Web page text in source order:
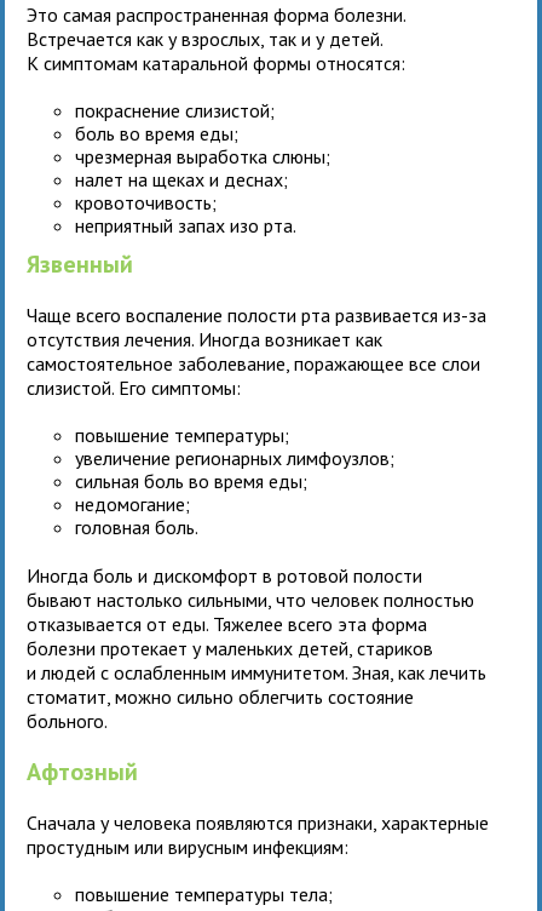
Это самая распространенная форма болезни.
Встречается как у взрослых, так и у детей.
К симптомам катаральной формы относятся:
покраснение слизистой;
боль во время еды;
чрезмерная выработка слюны;
налет на щеках и деснах;
кровоточивость;
неприятный запах изо рта.
Язвенный
Чаще всего воспаление полости рта развивается из-за
отсутствия лечения. Иногда возникает как
самостоятельное заболевание, поражающее все слои
слизистой. Его симптомы:
повышение температуры;
увеличение регионарных лимфоузлов;
сильная боль во время еды;
недомогание;
головная боль.
Иногда боль и дискомфорт в ротовой полости
бывают настолько сильными, что человек полностью
отказывается от еды. Тяжелее всего эта форма
болезни протекает у маленьких детей, стариков
и людей с ослабленным иммунитетом. Зная, как лечить
стоматит, можно сильно облегчить состояние
больного.
Афтозный
Сначала у человека появляются признаки, характерные
простудным или вирусным инфекциям:
повышение температуры тела;